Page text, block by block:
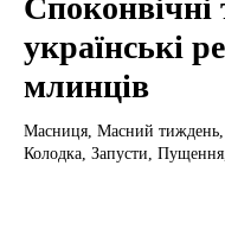
українські
млинців
Масниця, Масний тиждень,
Колодка, Запусти,